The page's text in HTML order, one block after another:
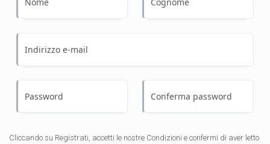
Indirizzo e-mail
Password Conferma password
Cliccando su Registrati, accetti le nostre Condizioni e confermi di aver letto